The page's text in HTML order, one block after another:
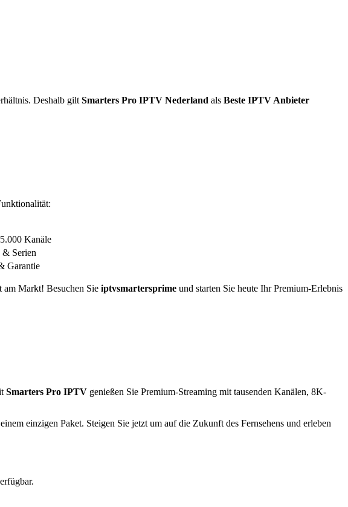
Deshalb gilt Smarters Pro IPTV Nederland als Beste IPTV Anbieter
Kanäle
Serien
Garantie
am Markt! Besuchen Sie iptvsmartersprime und starten Sie heute Ihr Premium-Erlebnis
Smarters Pro IPTV genießen Sie Premium-Streaming mit tausenden Kanälen, 8K-
einzigen Paket. Steigen Sie jetzt um auf die Zukunft des Fernsehens und erleben